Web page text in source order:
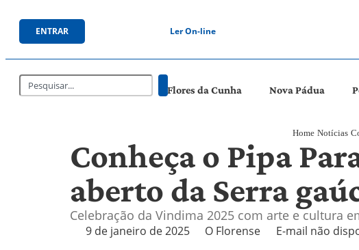
ENTRAR Ler On-line
Flores da Cunha Nova Pádua
Home Notícias
Conheça o Pipa
aberto da Serra
Celebração da Vindima 2025 com arte e cultura
9 de janeiro de 2025 O Florense E-mail não